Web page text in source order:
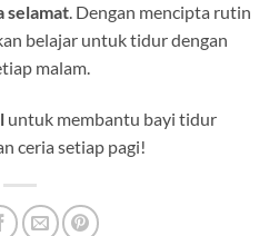
selamat. Dengan mencipta rutin
belajar untuk tidur dengan
malam.
untuk membantu bayi tidur
ceria setiap pagi!